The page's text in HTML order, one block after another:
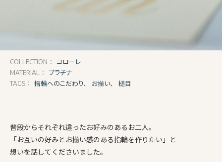
COLLECTION： コローレ
MATERIAL： プラチナ
TAGS： 指輪へのこだわり、 お揃い、 槌目
普段からそれぞれ違ったお好みのあるお二人。
「お互いの好みとお揃い感のある指輪を作りたい」と
想いを話してくださいました。